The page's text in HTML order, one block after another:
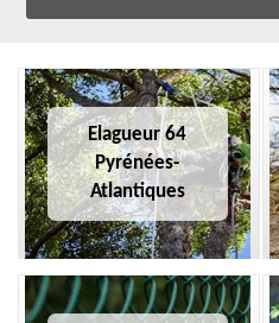
Elagueur 64
Pyrénées-
Atlantiques